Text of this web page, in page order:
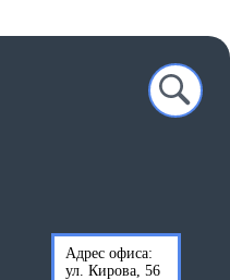
Адрес офиса:
ул. Кирова, 56